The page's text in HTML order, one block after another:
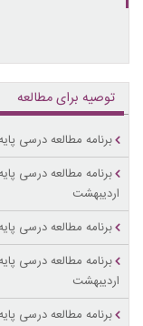
توصیه برای مطالعه
برنامه مطالعه درسی پایه
اردیبهشت
برنامه مطالعه درسی پایه
اردیبهشت
برنامه مطالعه درسی پایه